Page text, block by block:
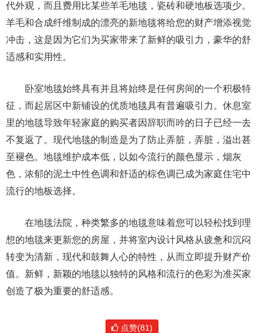
代外观，而且费用比某些羊毛地毯，瓷砖和硬地板选项少。
羊毛和合成纤维制成的漂亮的新地毯将给您的财产增添视觉
冲击，这是因为它们为买家带来了新鲜的吸引力，豪华的舒
适感和实用性。
卧室地毯始终具有并且将始终是任何房间的一个积极特
征，而起居区中新铺设的优质地毯具有普遍吸引力。休息室
里的地毯导致年轻家庭的购买者因辞职而吟的日子已经一去
不复返了。现代地毯的制造是为了防止弄脏，弄脏，溢出甚
至褪色。地毯维护成本低，以如今流行的颜色显示，烟灰
色，浓郁的泥土中性色调和舒适的棕色调已成为家庭住宅中
流行的地板选择。
在地毯法院，种类繁多的地毯意味着您可以轻松找到理
想的地毯来更新您的房屋，并将室内设计风格从疲惫和沉闷
转变为清新，现代和鼓舞人心的特性，从而立即提升财产价
值。新鲜，新颖的地毯以独特的风格和流行的色彩为准买家
创造了极为重要的舒适感。
点赞(81)